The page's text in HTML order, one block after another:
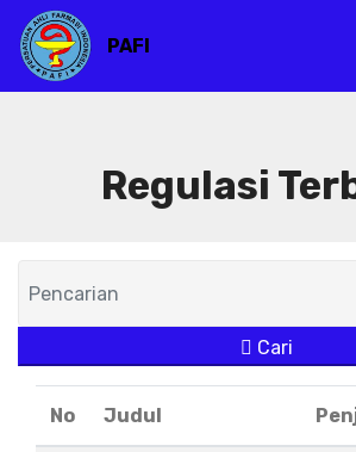
PAFI
Regulasi
Cari
No Judul